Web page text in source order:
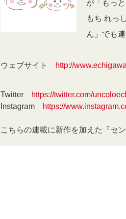
が「もっ
もち れっ
ん」でも
ウェブサイト http://
Twitter
https://twitter.com/
Instagram
https://
こちらの連載に新作を加えた『セ